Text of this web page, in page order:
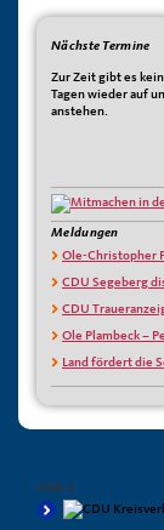
Nächste Termine
Zur Zeit gibt es
Tagen wieder auf
anstehen.
Meldungen
Ole-Christopher
CDU Segeberg
CDU
Ole Plambeck –
Land fördert die
Liste 1